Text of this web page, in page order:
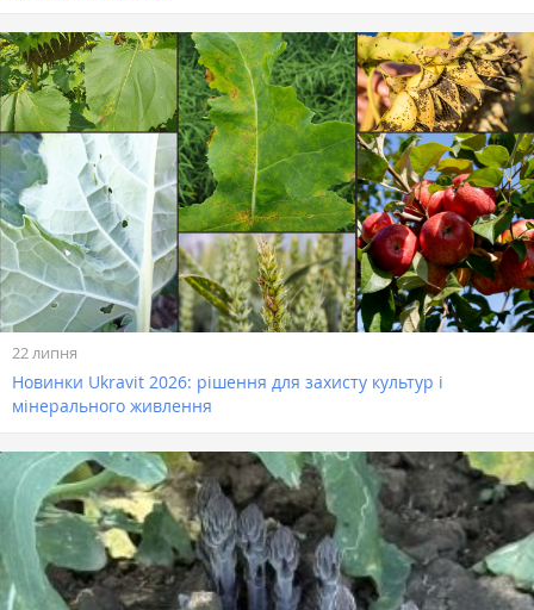
22 липня
Новинки Ukravit 2026: рішення для захисту культур і
мінерального живлення